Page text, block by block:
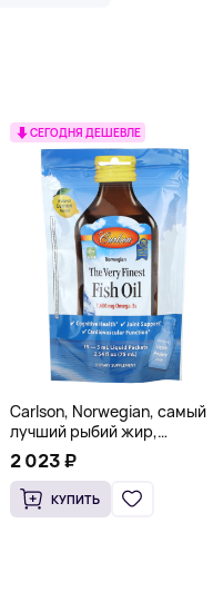
СЕГОДНЯ ДЕШЕВЛЕ
Carlson, Norwegian, самый
лучший рыбий жир,
натуральный лимон, 15
пакетиков (5 мл) каждый
2 023 ₽
КУПИТЬ